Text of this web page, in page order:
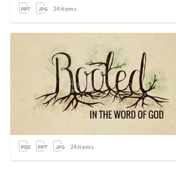
24items
24items